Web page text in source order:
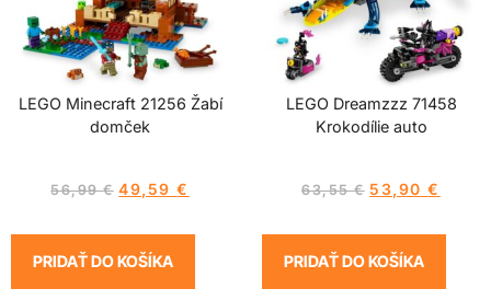
LEGO Minecraft 21256 Žabí
domček
56,99€ 49,59€
PRIDAŤ DO KOŠÍKA
LEGO Dreamzzz 71458
Krokodílie auto
63,55€ 53,90€
PRIDAŤ DO KOŠÍKA